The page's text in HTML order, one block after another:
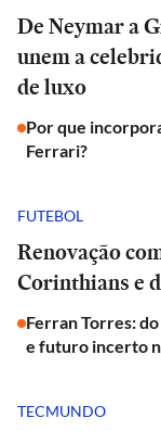
De Neymar a
unem a
de luxo
Por que
Ferrari?
FUTEBOL
Renovação
Corinthians e
Ferran Torres:
e futuro incerto
TECMUNDO